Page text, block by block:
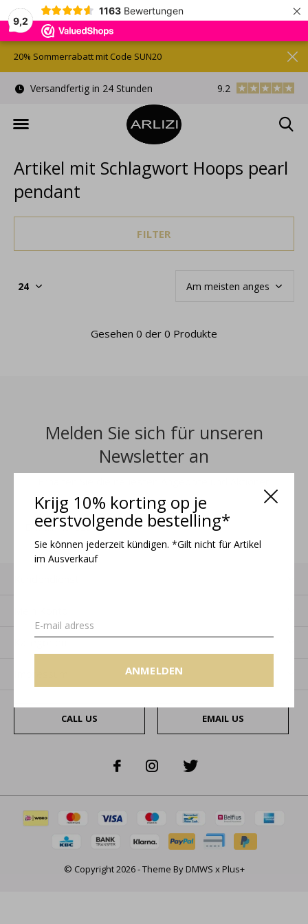
9,2
1163 Bewertungen ×
Krijg 10% korting op je
eerstvolgende bestelling*
Sie können jederzeit kündigen. *Gilt nicht für Artikel
im Ausverkauf
ANMELDEN
Versandfertig in 24 Stunden Kostenlose
9.2
20% Sommerrabatt mit Code SUN20
Artikel mit Schlagwort Hoops pearl
pendant
FILTER
Gesehen 0 der 0 Produkte
Melden Sie sich für unseren
Newsletter an
CALL US EMAIL US
© Copyright2026- Theme ByDMWS xPlus+